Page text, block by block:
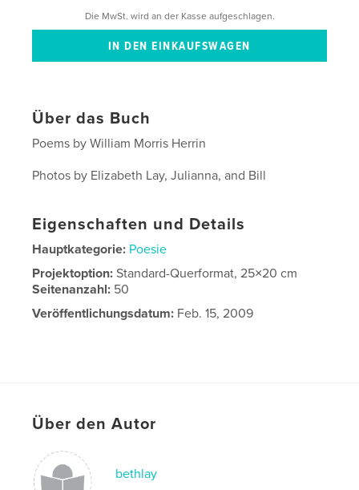
Die MwSt. wird an der Kasse aufgeschlagen.
Über das Buch
Poems by William Morris Herrin
Photos by Elizabeth Lay, Julianna, and Bill
Eigenschaften und Details
Hauptkategorie: Poesie
Projektoption:Standard-Querformat, 25×20 cm
Seitenanzahl: 50
Veröffentlichungsdatum: Feb. 15, 2009
Über den Autor
bethlay